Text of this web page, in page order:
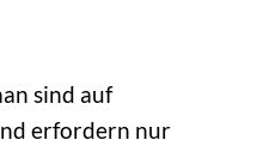
sind auf
erfordern nur